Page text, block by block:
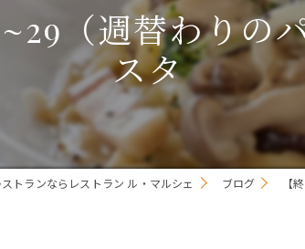
（週替わりの
スタ
トランならレストラン ル・マルシェ ブログ 【